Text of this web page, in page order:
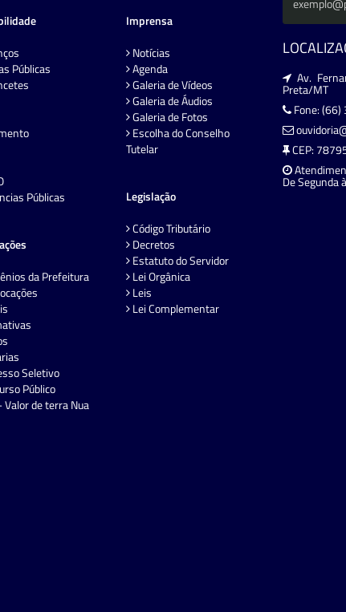
Públicas
Públicas
da Prefeitura
Seletivo
Público
Valor de terra Nua
Imprensa
Notícias
Agenda
Galeria de Vídeos
Galeria de Áudios
Galeria de Fotos
Escolha do Conselho
Tutelar
Legislação
Código Tributário
Decretos
Estatuto do Servidor
Lei Orgânica
Leis
Lei Complementar
Av.
Preta/MT
Fone:
CEP:
De Segunda